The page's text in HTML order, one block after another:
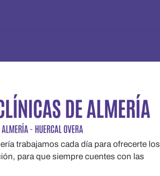
trabajamos cada día para ofrecerte los
para que siempre cuentes con las